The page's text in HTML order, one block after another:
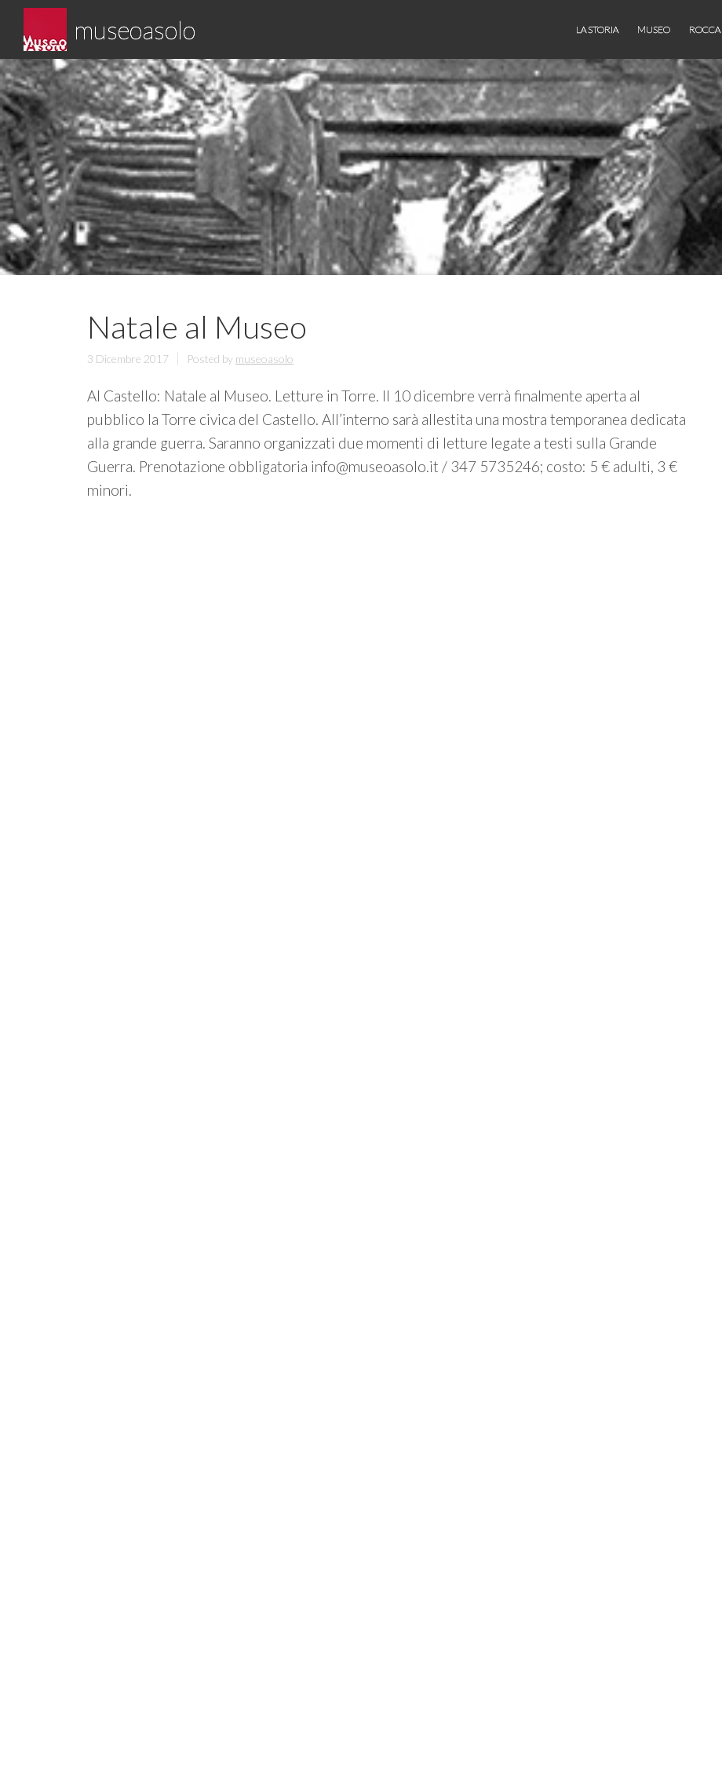
Skip
content
museoasolo
Asolo museo diffuso
LA STORIA MUSEO ROCCA
Natale al Museo
3 Dicembre 2017 Posted by museoasolo
Al Castello: Natale al Museo. Letture in Torre. Il 10 dicembre verrà finalmente aperta al
pubblico la Torre civica del Castello. All’interno sarà allestita una mostra temporanea dedicata
alla grande guerra. Saranno organizzati due momenti di letture legate a testi sulla Grande
Guerra. Prenotazione obbligatoria info@museoasolo.it / 347 5735246; costo: 5 € adulti, 3 €
minori.